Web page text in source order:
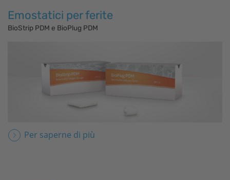
Emostatici per ferite
BioStrip PDM e BioPlug PDM
Per saperne di più